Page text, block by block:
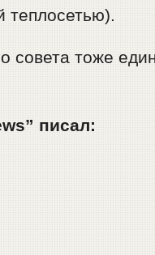
теплосетью).
совета тоже
писал: